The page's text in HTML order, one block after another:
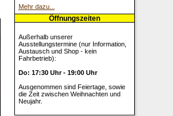
Mehr dazu...
Öffnungszeiten
Außerhalb unserer
Ausstellungstermine (nur Information,
Austausch und Shop - kein
Fahrbetrieb):
Do: 17:30 Uhr - 19:00 Uhr
Ausgenommen sind Feiertage, sowie
die Zeit zwischen Weihnachten und
Neujahr.